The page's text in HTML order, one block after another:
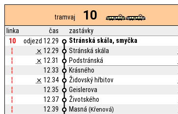
tramvaj 10
linka čas zastávky
10
odjezd 12.29 Stránská skála, smyčka
¦
⨯ 12.29 Stránská skála
¦
⨯ 12.31 Podstránská
¦
12.33 Krásného
¦
⨯ 12.34 Židovský hřbitov
¦
12.35 Geislerova
¦
12.37 Životského
¦
12.39 Masná(Křenová)